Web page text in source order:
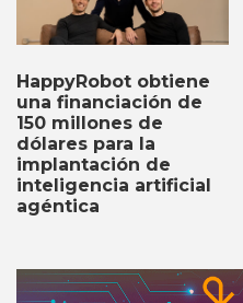
HappyRobot obtiene
una financiación de
150 millones de
dólares para la
implantación de
inteligencia artificial
agéntica